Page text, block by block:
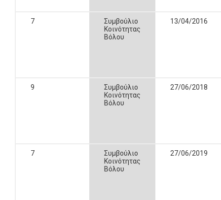
7
Συμβούλιο
Κοινότητας
Βόλου
13/04/2016
9
Συμβούλιο
Κοινότητας
Βόλου
27/06/2018
7
Συμβούλιο
Κοινότητας
Βόλου
27/06/2019